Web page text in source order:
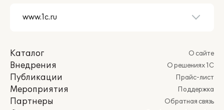
Каталог
Внедрения
Публикации
Мероприятия
Партнеры
О сайте
О решениях 1С
Прайс-лист
Поддержка
Обратная связь